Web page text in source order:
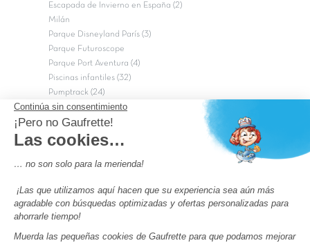
Escapada de Invierno en España (2)
Milán
Parque Disneyland París (3)
Parque Futuroscope
Parque Port Aventura (4)
Piscinas infantiles (32)
Pumptrack (24)
Puy du Fou (2)
Roma
Semana Santa (17)
Campings de 4 estrellas en Francia
Los camping con piscinas en Francia
Camping Barcelona
Camping Murcia
Camping Costa Brava